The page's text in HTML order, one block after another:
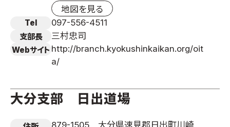
地図を見る
Tel 097-556-4511
支部長 三村忠司
Webサイト http://branch.kyokushinkaikan.org/oit
a/
大分支部 日出道場
879-1505 大分県速見郡日出町川崎